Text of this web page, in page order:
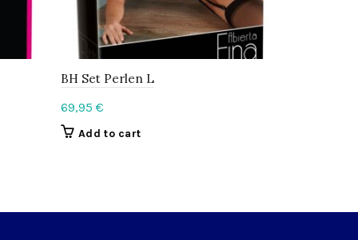
BH Set Perlen L
69,95 €
Add to cart